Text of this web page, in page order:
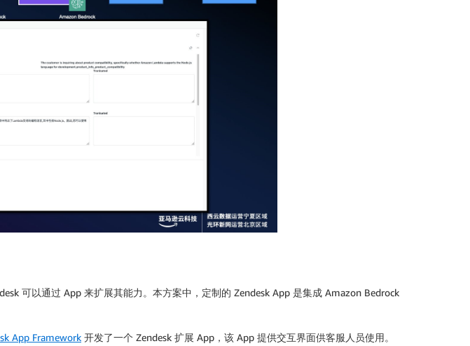
可以通过 App 来扩展其能力。本方案中，定制的 Zendesk App 是集成 Amazon Bedrock
App Framework 开发了一个 Zendesk 扩展 App，该 App 提供交互界面供客服人员使用。